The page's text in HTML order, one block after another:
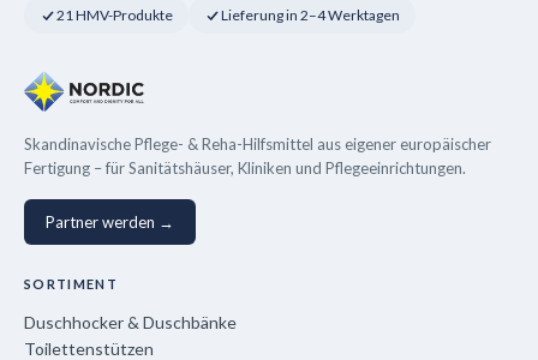
21 HMV-Produkte Lieferung in 2–4 Werktagen
Skandinavische Pflege- & Reha-Hilfsmittel aus eigener europäischer
Fertigung – für Sanitätshäuser, Kliniken und Pflegeeinrichtungen.
Partner werden →
SORTIMENT
Duschhocker & Duschbänke
Toilettenstützen